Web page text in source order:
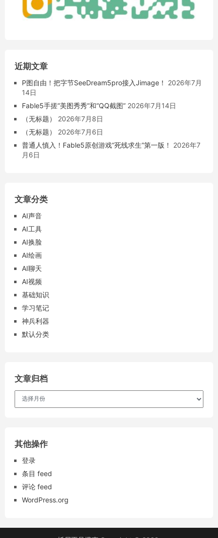
近期文章
P图自由！把字节SeeDream5pro接入Jimage！
2026年7月
14日
Fable5手搓“美图秀秀”和“QQ截图” 2026年7月14日
（无标题）
2026年7月8日
（无标题）
2026年7月6日
普通人慎入！Fable5原创游戏“死线求生”第一版！
2026年7
月6日
文章分类
AI声音
AI工具
AI换脸
AI绘画
AI聊天
AI视频
基础知识
学习笔记
神兵利器
默认分类
文章归档
其他操作
登录
条目 feed
评论 feed
WordPress.org